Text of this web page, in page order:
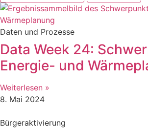
Daten und Prozesse
Data Week 24:
Energie- und
Weiterlesen »
8. Mai 2024
Bürgeraktivierung